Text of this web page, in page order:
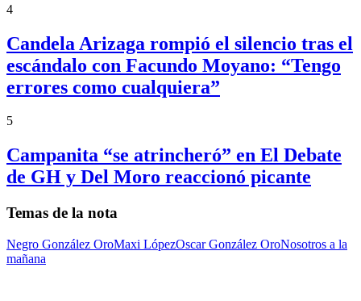
4
Candela Arizaga rompió el silencio tras el
escándalo con Facundo Moyano: “Tengo
errores como cualquiera”
5
Campanita “se atrincheró” en El Debate
de GH y Del Moro reaccionó picante
Temas de la nota
Negro González OroMaxi LópezOscar González OroNosotros a la
mañana